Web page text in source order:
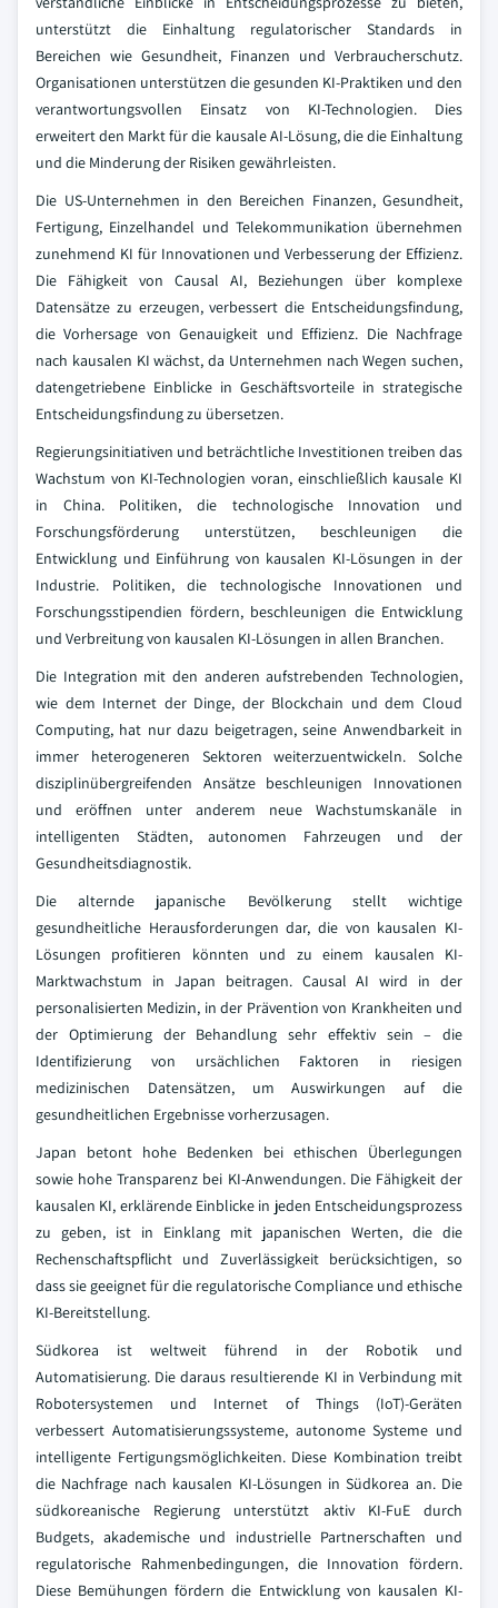
unterstützt die Einhaltung regulatorischer Standards in
Bereichen wie Gesundheit, Finanzen und Verbraucherschutz.
Organisationen unterstützen die gesunden KI-Praktiken und den
verantwortungsvollen Einsatz von KI-Technologien. Dies
erweitert den Markt für die kausale AI-Lösung, die die Einhaltung
und die Minderung der Risiken gewährleisten.
Die US-Unternehmen in den Bereichen Finanzen, Gesundheit,
Fertigung, Einzelhandel und Telekommunikation übernehmen
zunehmend KI für Innovationen und Verbesserung der Effizienz.
Die Fähigkeit von Causal AI, Beziehungen über komplexe
Datensätze zu erzeugen, verbessert die Entscheidungsfindung,
die Vorhersage von Genauigkeit und Effizienz. Die Nachfrage
nach kausalen KI wächst, da Unternehmen nach Wegen suchen,
datengetriebene Einblicke in Geschäftsvorteile in strategische
Entscheidungsfindung zu übersetzen.
Regierungsinitiativen und beträchtliche Investitionen treiben das
Wachstum von KI-Technologien voran, einschließlich kausale KI
in China. Politiken, die technologische Innovation und
Forschungsförderung unterstützen, beschleunigen die
Entwicklung und Einführung von kausalen KI-Lösungen in der
Industrie. Politiken, die technologische Innovationen und
Forschungsstipendien fördern, beschleunigen die Entwicklung
und Verbreitung von kausalen KI-Lösungen in allen Branchen.
Die Integration mit den anderen aufstrebenden Technologien,
wie dem Internet der Dinge, der Blockchain und dem Cloud
Computing, hat nur dazu beigetragen, seine Anwendbarkeit in
immer heterogeneren Sektoren weiterzuentwickeln. Solche
disziplinübergreifenden Ansätze beschleunigen Innovationen
und eröffnen unter anderem neue Wachstumskanäle in
intelligenten Städten, autonomen Fahrzeugen und der
Gesundheitsdiagnostik.
Die alternde japanische Bevölkerung stellt wichtige
gesundheitliche Herausforderungen dar, die von kausalen KI-
Lösungen profitieren könnten und zu einem kausalen KI-
Marktwachstum in Japan beitragen. Causal AI wird in der
personalisierten Medizin, in der Prävention von Krankheiten und
der Optimierung der Behandlung sehr effektiv sein – die
Identifizierung von ursächlichen Faktoren in riesigen
medizinischen Datensätzen, um Auswirkungen auf die
gesundheitlichen Ergebnisse vorherzusagen.
Japan betont hohe Bedenken bei ethischen Überlegungen
sowie hohe Transparenz bei KI-Anwendungen. Die Fähigkeit der
kausalen KI, erklärende Einblicke in jeden Entscheidungsprozess
zu geben, ist in Einklang mit japanischen Werten, die die
Rechenschaftspflicht und Zuverlässigkeit berücksichtigen, so
dass sie geeignet für die regulatorische Compliance und ethische
KI-Bereitstellung.
Südkorea ist weltweit führend in der Robotik und
Automatisierung. Die daraus resultierende KI in Verbindung mit
Robotersystemen und Internet of Things (IoT)-Geräten
verbessert Automatisierungssysteme, autonome Systeme und
intelligente Fertigungsmöglichkeiten. Diese Kombination treibt
die Nachfrage nach kausalen KI-Lösungen in Südkorea an. Die
südkoreanische Regierung unterstützt aktiv KI-FuE durch
Budgets, akademische und industrielle Partnerschaften und
regulatorische Rahmenbedingungen, die Innovation fördern.
Diese Bemühungen fördern die Entwicklung von kausalen KI-